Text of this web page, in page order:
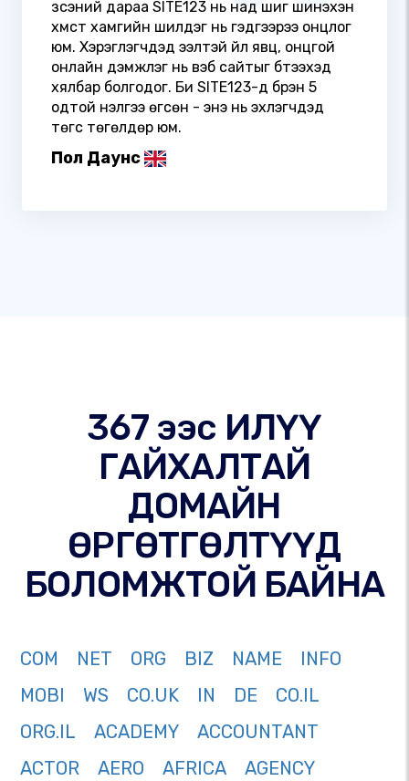
үзсэний дараа SITE123 нь над шиг шинэхэн
хүмүүст хамгийн шилдэг нь гэдгээрээ онцлог
юм. Хэрэглэгчдэд ээлтэй үйл явц, онцгой
онлайн дэмжлэг нь вэб сайтыг бүтээхэд
хялбар болгодог. Би SITE123-д бүрэн 5
одтой үнэлгээ өгсөн - энэ нь эхлэгчдэд
төгс төгөлдөр юм.
Пол Даунс
367 ээс ИЛҮҮ
ГАЙХАЛТАЙ
ДОМАЙН
ӨРГӨТГӨЛТҮҮД
БОЛОМЖТОЙ БАЙНА
COM NET ORG BIZ NAME
INFO
MOBI
WS CO.UK IN DE
CO.IL
ORG.IL
ACADEMY
ACCOUNTANT
ACTOR
AERO AFRICA
AGENCY